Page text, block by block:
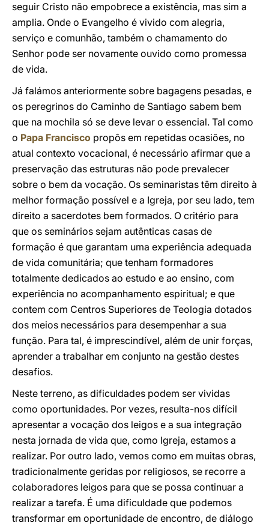
seguir Cristo não empobrece a existência, mas sim a
amplia. Onde o Evangelho é vivido com alegria,
serviço e comunhão, também o chamamento do
Senhor pode ser novamente ouvido como promessa
de vida.
Já falámos anteriormente sobre bagagens pesadas, e
os peregrinos do Caminho de Santiago sabem bem
que na mochila só se deve levar o essencial. Tal como
o Papa Francisco propôs em repetidas ocasiões, no
atual contexto vocacional, é necessário afirmar que a
preservação das estruturas não pode prevalecer
sobre o bem da vocação. Os seminaristas têm direito à
melhor formação possível e a Igreja, por seu lado, tem
direito a sacerdotes bem formados. O critério para
que os seminários sejam autênticas casas de
formação é que garantam uma experiência adequada
de vida comunitária; que tenham formadores
totalmente dedicados ao estudo e ao ensino, com
experiência no acompanhamento espiritual; e que
contem com Centros Superiores de Teologia dotados
dos meios necessários para desempenhar a sua
função. Para tal, é imprescindível, além de unir forças,
aprender a trabalhar em conjunto na gestão destes
desafios.
Neste terreno, as dificuldades podem ser vividas
como oportunidades. Por vezes, resulta-nos difícil
apresentar a vocação dos leigos e a sua integração
nesta jornada de vida que, como Igreja, estamos a
realizar. Por outro lado, vemos como em muitas obras,
tradicionalmente geridas por religiosos, se recorre a
colaboradores leigos para que se possa continuar a
realizar a tarefa. É uma dificuldade que podemos
transformar em oportunidade de encontro, de diálogo